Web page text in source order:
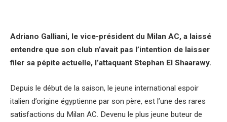
Adriano Galliani, le vice-président du Milan AC, a laissé
entendre que son club n’avait pas l’intention de laisser
filer sa pépite actuelle, l’attaquant Stephan El Shaarawy.
Depuis le début de la saison, le jeune international espoir
italien d’origine égyptienne par son père, est l’une des rares
satisfactions du Milan AC. Devenu le plus jeune buteur de